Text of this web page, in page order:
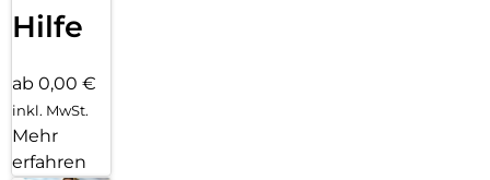
Hilfe
ab 0,00 €
inkl. MwSt.
Mehr
erfahren